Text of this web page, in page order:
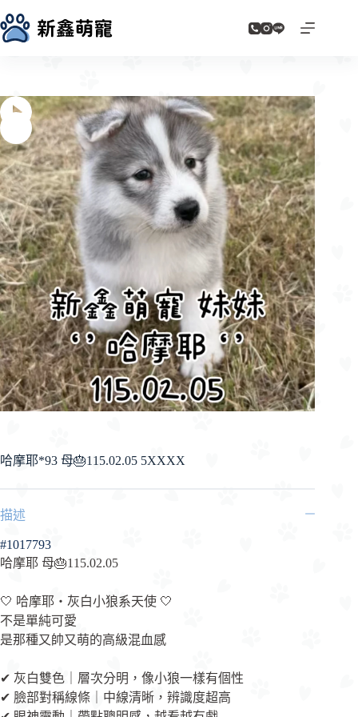
至
容
哈摩耶*93 母🎂115.02.05 5XXXX
描述
#1017793
哈摩耶 母🎂115.02.05
🤍 哈摩耶・灰白小狼系天使 🤍
不是單純可愛
是那種又帥又萌的高級混血感
✔ 灰白雙色｜層次分明，像小狼一樣有個性
✔ 臉部對稱線條｜中線清晰，辨識度超高